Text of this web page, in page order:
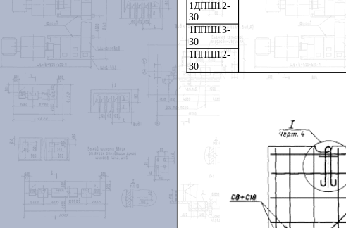
1ДПШ12-
30
1ППШ13-
30
1ППШ12-
30